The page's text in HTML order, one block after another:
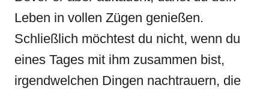
Leben in vollen Zügen genießen.
Schließlich möchtest du nicht, wenn du
eines Tages mit ihm zusammen bist,
irgendwelchen Dingen nachtrauern, die